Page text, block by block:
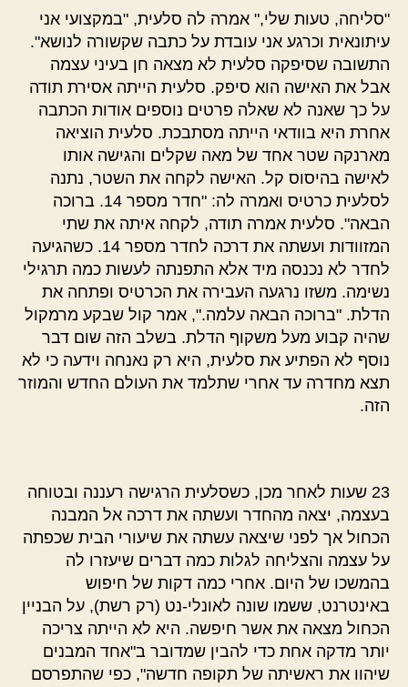
"סליחה, טעות שלי," אמרה לה סלעית, "במקצועי אני
עיתונאית וכרגע אני עובדת על כתבה שקשורה לנושא".
התשובה שסיפקה סלעית לא מצאה חן בעיני עצמה
אבל את האישה הוא סיפק. סלעית הייתה אסירת תודה
על כך שאנה לא שאלה פרטים נוספים אודות הכתבה
אחרת היא בוודאי הייתה מסתבכת. סלעית הוציאה
מארנקה שטר אחד של מאה שקלים והגישה אותו
לאישה בהיסוס קל. האישה לקחה את השטר, נתנה
לסלעית כרטיס ואמרה לה: "חדר מספר 14. ברוכה
הבאה". סלעית אמרה תודה, לקחה איתה את שתי
המזוודות ועשתה את דרכה לחדר מספר 14. כשהגיעה
לחדר לא נכנסה מיד אלא התפנתה לעשות כמה תרגילי
נשימה. משזו נרגעה העבירה את הכרטיס ופתחה את
הדלת. "ברוכה הבאה עלמה.", אמר קול שבקע מרמקול
שהיה קבוע מעל משקוף הדלת. בשלב הזה שום דבר
נוסף לא הפתיע את סלעית, היא רק נאנחה וידעה כי לא
תצא מחדרה עד אחרי שתלמד את העולם החדש והמוזר
הזה.
23 שעות לאחר מכן, כשסלעית הרגישה רעננה ובטוחה
בעצמה, יצאה מהחדר ועשתה את דרכה אל המבנה
הכחול אך לפני שיצאה עשתה את שיעורי הבית שכפתה
על עצמה והצליחה לגלות כמה דברים שיעזרו לה
בהמשכו של היום. אחרי כמה דקות של חיפוש
באינטרנט, ששמו שונה לאונלי-נט (רק רשת), על הבניין
הכחול מצאה את אשר חיפשה. היא לא הייתה צריכה
יותר מדקה אחת כדי להבין שמדובר ב"אחד המבנים
שיהוו את ראשיתה של תקופה חדשה", כפי שהתפרסם